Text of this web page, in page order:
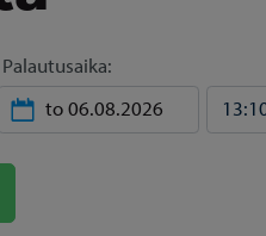
Palautusaika: